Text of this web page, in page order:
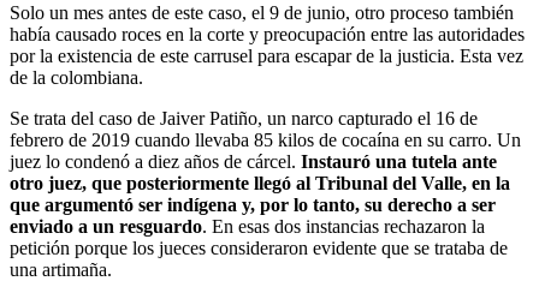
Solo un mes antes de este caso, el 9 de junio, otro proceso también
había causado roces en la corte y preocupación entre las autoridades
por la existencia de este carrusel para escapar de la justicia. Esta vez
de la colombiana.
Se trata del caso de Jaiver Patiño, un narco capturado el 16 de
febrero de 2019 cuando llevaba 85 kilos de cocaína en su carro. Un
juez lo condenó a diez años de cárcel. Instauró una tutela ante
otro juez, que posteriormente llegó al Tribunal del Valle, en la
que argumentó ser indígena y, por lo tanto, su derecho a ser
enviado a un resguardo. En esas dos instancias rechazaron la
petición porque los jueces consideraron evidente que se trataba de
una artimaña.